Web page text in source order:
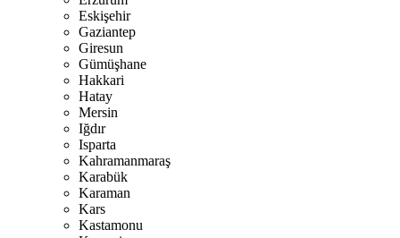
Eskişehir
Gaziantep
Giresun
Gümüşhane
Hakkari
Hatay
Mersin
Iğdır
Isparta
Kahramanmaraş
Karabük
Karaman
Kars
Kastamonu